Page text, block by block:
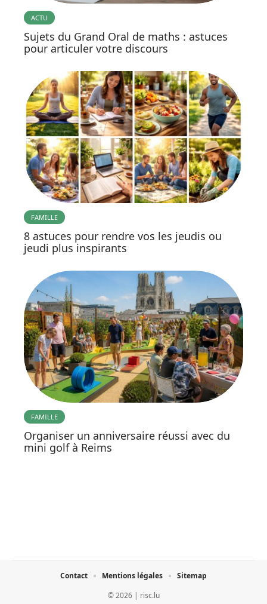
ACTU
Sujets du Grand Oral de maths : astuces
pour articuler votre discours
FAMILLE
8 astuces pour rendre vos les jeudis ou
jeudi plus inspirants
FAMILLE
Organiser un anniversaire réussi avec du
mini golf à Reims
© 2026 | risc.lu
Contact Mentions légales Sitemap